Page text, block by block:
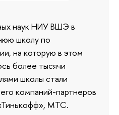
наук НИУ ВШЭ в
школу по
на которую в этом
более тысячи
школы стали
компаний-партнеров
МТС.